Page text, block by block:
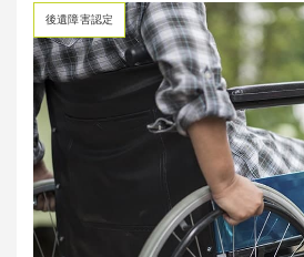
後遺障害認定